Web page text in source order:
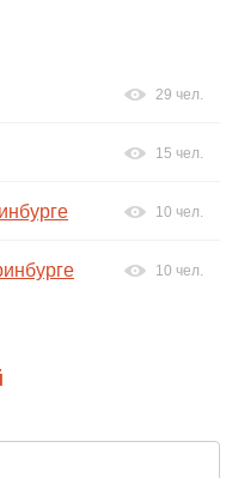
29 чел.
15 чел.
10 чел.
10 чел.